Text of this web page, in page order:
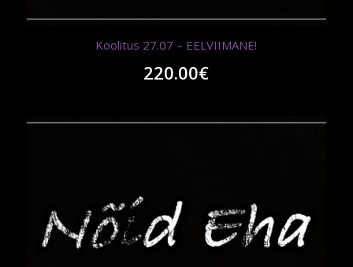
Koolitus 27.07 – EELVIIMANE!
220.00€